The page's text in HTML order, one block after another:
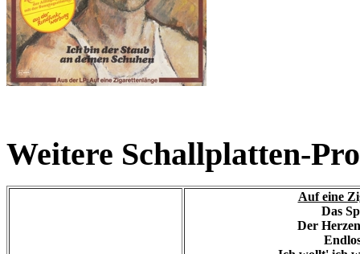
Weitere Schallplatten-
Auf eine
Das
Der